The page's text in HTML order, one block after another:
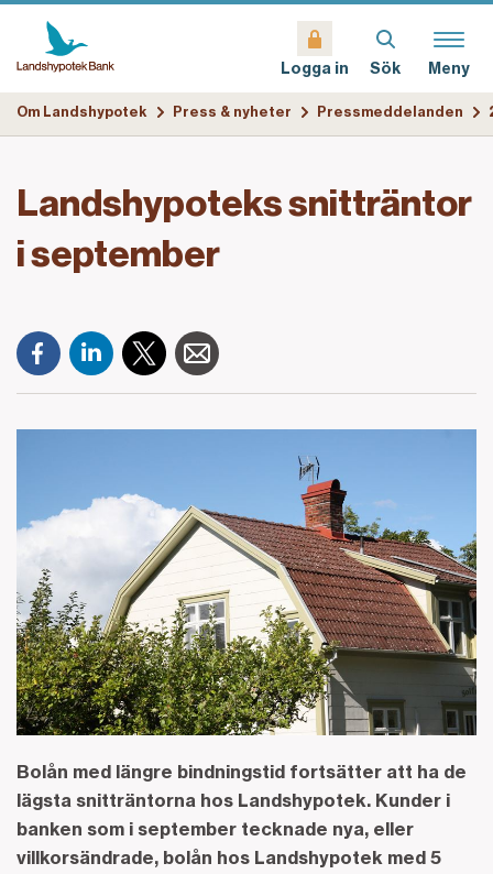
Logga in Sök Meny
Om Landshypotek Press & nyheter Pressmeddelanden
Landshypoteks snitträntor
i september
Bolån med längre bindningstid fortsätter att ha de
lägsta snitträntorna hos Landshypotek. Kunder i
banken som i september tecknade nya, eller
villkorsändrade, bolån hos Landshypotek med 5